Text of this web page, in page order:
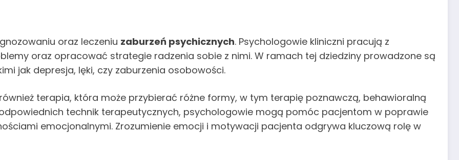
oraz leczeniu zaburzeń psychicznych. Psychologowie kliniczni pracują z
oraz opracować strategie radzenia sobie z nimi. W ramach tej dziedziny prowadzone są
jak depresja, lęki, czy zaburzenia osobowości.
terapia, która może przybierać różne formy, w tym terapię poznawczą, behawioralną
technik terapeutycznych, psychologowie mogą pomóc pacjentom w poprawie
emocjonalnymi. Zrozumienie emocji i motywacji pacjenta odgrywa kluczową rolę w